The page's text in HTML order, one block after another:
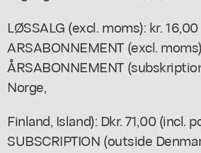
LØSSALG (excl. moms): kr. 16,00
ARSABONNEMENT (excl.
ÅRSABONNEMENT
Norge,
Finland, Island): Dkr. 71,00 (incl.
SUBSCRIPTION (outside